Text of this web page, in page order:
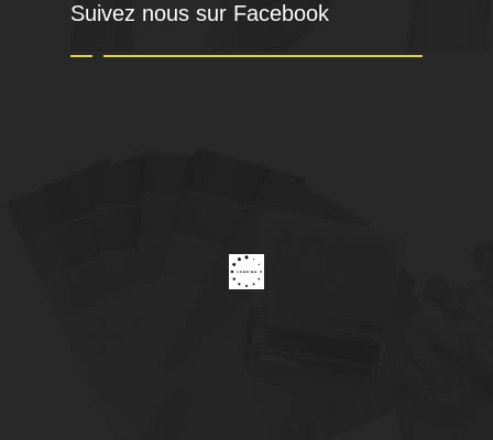
Suivez nous sur Facebook